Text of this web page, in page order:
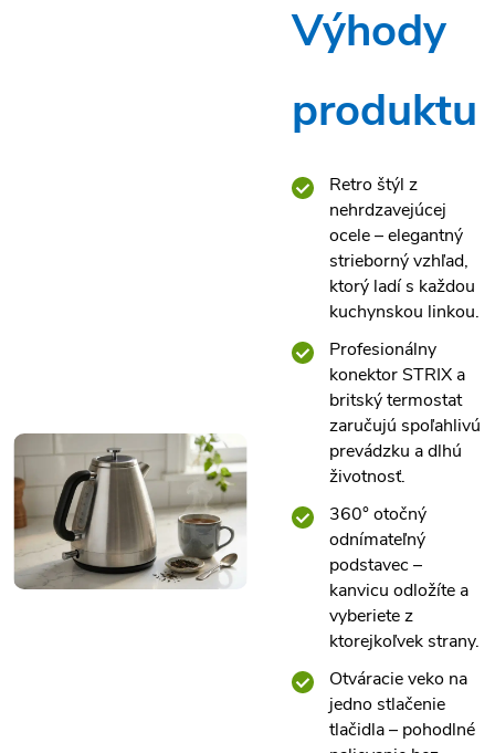
Výhody
produktu
Retro štýl z
nehrdzavejúcej
ocele – elegantný
strieborný vzhľad,
ktorý ladí s každou
kuchynskou linkou.
Profesionálny
konektor STRIX a
britský termostat
zaručujú spoľahlivú
prevádzku a dlhú
životnosť.
360° otočný
odnímateľný
podstavec –
kanvicu odložíte a
vyberiete z
ktorejkoľvek strany.
Otváracie veko na
jedno stlačenie
tlačidla – pohodlné